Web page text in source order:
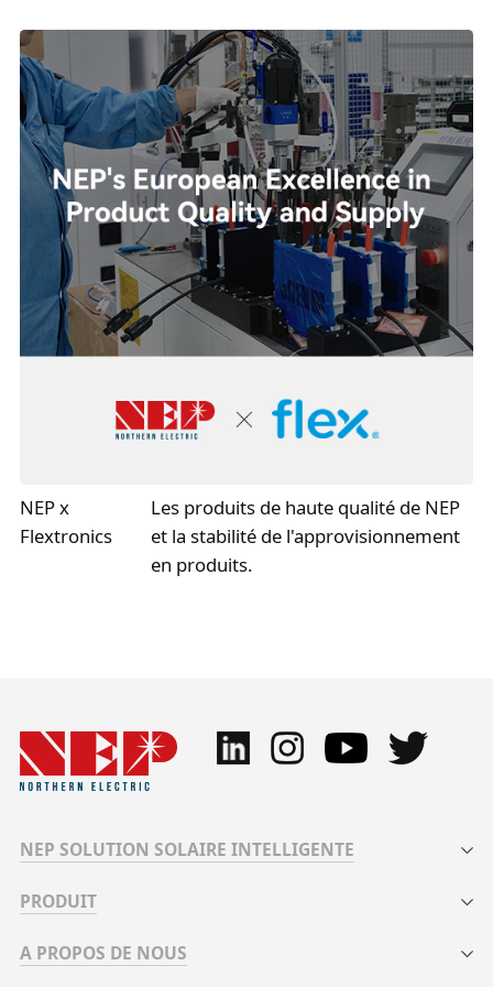
NEP x
Flextronics
Les produits de haute qualité de NEP
et la stabilité de l'approvisionnement
en produits.
NEP SOLUTION SOLAIRE INTELLIGENTE
PRODUIT
A PROPOS DE NOUS